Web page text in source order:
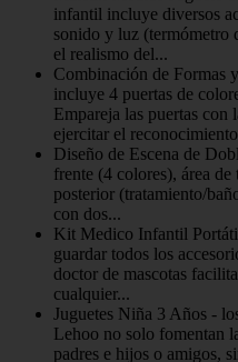
infantil incluye diversos
sonido y luz (termómetro
el realismo del...
Combinación de Formas
incluye 4 puertas de
Empareja las puertas con
ejercitar el
Diseño de Escena de
frente (4 colores), área
posterior (tratamiento/
con dos...
Kit Medico Infantil
guardar todos los
doctor de mascotas
cualquier...
Juguetes Niña 3 Años -
Lehoo no solo fomentan
padres e hijos o amigos,